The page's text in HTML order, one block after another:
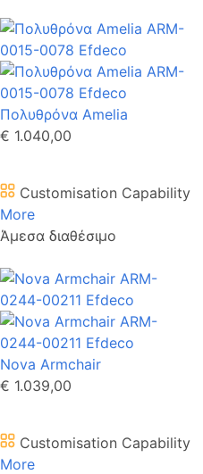
Πολυθρόνα Amelia
€ 1.040,00
Customisation Capability
More
Άμεσα διαθέσιμο
Nova Armchair
€ 1.039,00
Customisation Capability
More